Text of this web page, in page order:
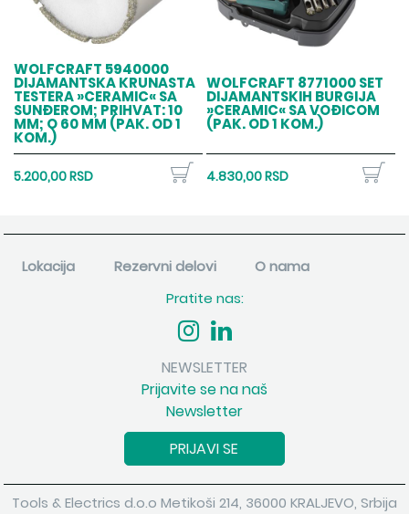
WOLFCRAFT 5940000
DIJAMANTSKA KRUNASTA
TESTERA »CERAMIC« SA
SUNĐEROM; PRIHVAT: 10
MM; O 60 MM (PAK. OD 1
KOM.)
5.200,00 RSD
WOLFCRAFT 8771000 SET
DIJAMANTSKIH BURGIJA
»CERAMIC« SA VOĐICOM
(PAK. OD 1 KOM.)
4.830,00 RSD
Lokacija Rezervni delovi
O nama
Pratite nas:
NEWSLETTER
Prijavite se na naš
Newsletter
PRIJAVI SE
Tools & Electrics d.o.o Metikoši 214, 36000 KRALJEVO, Srbija